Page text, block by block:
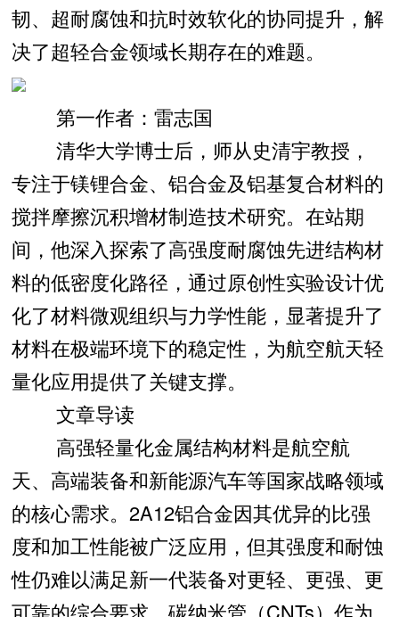
韧、超耐腐蚀和抗时效软化的协同提升，解
决了超轻合金领域长期存在的难题。
第一作者：雷志国
清华大学博士后，师从史清宇教授，
专注于镁锂合金、铝合金及铝基复合材料的
搅拌摩擦沉积增材制造技术研究。在站期
间，他深入探索了高强度耐腐蚀先进结构材
料的低密度化路径，通过原创性实验设计优
化了材料微观组织与力学性能，显著提升了
材料在极端环境下的稳定性，为航空航天轻
量化应用提供了关键支撑。
文章导读
高强轻量化金属结构材料是航空航
天、高端装备和新能源汽车等国家战略领域
的核心需求。2A12铝合金因其优异的比强
度和加工性能被广泛应用，但其强度和耐蚀
性仍难以满足新一代装备对更轻、更强、更
可靠的综合要求。碳纳米管（CNTs）作为